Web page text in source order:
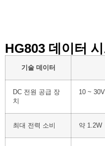
HG803 데이터
기술 데이터
DC 전원 공급 장
치
10 ~
최대 전력 소비 약 1.2W